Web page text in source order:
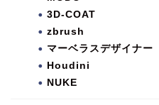
3D-COAT
zbrush
マーベラスデザイナー
Houdini
NUKE